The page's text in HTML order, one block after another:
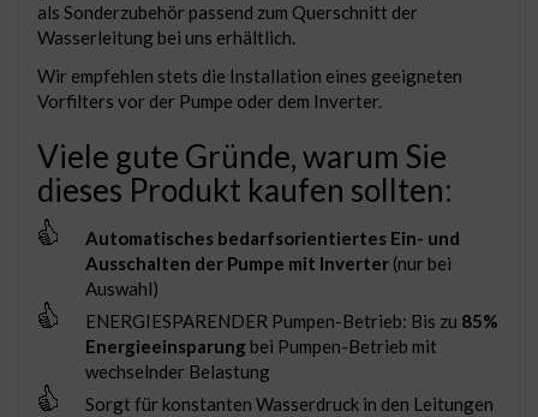
als Sonderzubehör passend zum Querschnitt der
Wasserleitung bei uns erhältlich.
Wir empfehlen stets die Installation eines geeigneten
Vorfilters vor der Pumpe oder dem Inverter.
Viele gute Gründe, warum Sie
dieses Produkt kaufen sollten:
Automatisches bedarfsorientiertes Ein- und
Ausschalten der Pumpe mit Inverter (nur bei
Auswahl)
ENERGIESPARENDER Pumpen-Betrieb: Bis zu 85%
Energieeinsparung bei Pumpen-Betrieb mit
wechselnder Belastung
Sorgt für konstanten Wasserdruck in den Leitungen